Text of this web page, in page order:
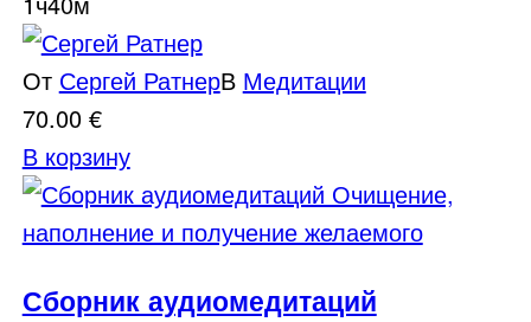
От Сергей РатнерВ Медитации
70.00 €
В корзину
Сборник аудиомедитаций